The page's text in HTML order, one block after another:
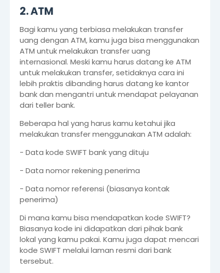
2. ATM
Bagi kamu yang terbiasa melakukan transfer
uang dengan ATM, kamu juga bisa menggunakan
ATM untuk melakukan transfer uang
internasional. Meski kamu harus datang ke ATM
untuk melakukan transfer, setidaknya cara ini
lebih praktis dibanding harus datang ke kantor
bank dan mengantri untuk mendapat pelayanan
dari teller bank.
Beberapa hal yang harus kamu ketahui jika
melakukan transfer menggunakan ATM adalah:
- Data kode SWIFT bank yang dituju
- Data nomor rekening penerima
- Data nomor referensi (biasanya kontak
penerima)
Di mana kamu bisa mendapatkan kode SWIFT?
Biasanya kode ini didapatkan dari pihak bank
lokal yang kamu pakai. Kamu juga dapat mencari
kode SWIFT melalui laman resmi dari bank
tersebut.